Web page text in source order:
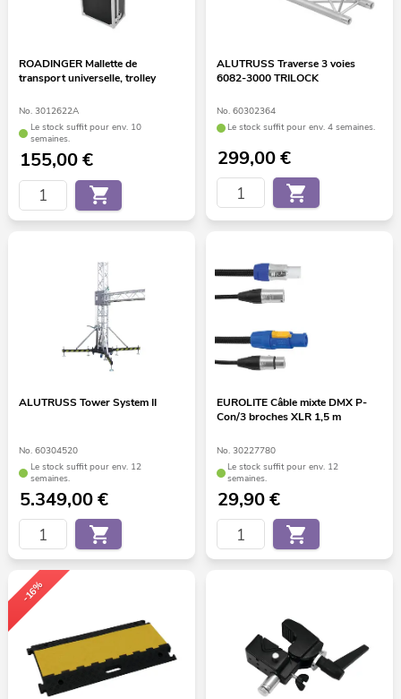
ROADINGER Mallette de
transport universelle, trolley
No. 3012622A
Le stock suffit pour env. 10
semaines.
155,00€
ALUTRUSS Traverse 3 voies
6082-3000 TRILOCK
No. 60302364
Le stock suffit pour env. 4 semaines.
299,00€
ALUTRUSS Tower System II
No. 60304520
Le stock suffit pour env. 12
semaines.
5.349,00€
EUROLITE Câble mixte DMX P-
Con/3 broches XLR 1,5 m
No. 30227780
Le stock suffit pour env. 12
semaines.
29,90€
-16%